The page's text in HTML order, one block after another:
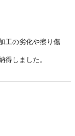
工の劣化や擦り傷
得しました。